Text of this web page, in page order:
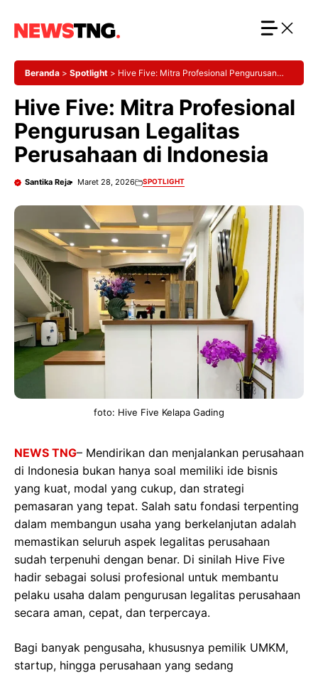
Beranda > Spotlight > Hive Five: Mitra Profesional Pengurusan
Hive Five: Mitra Profesional
Pengurusan Legalitas
Perusahaan di Indonesia
Santika Reja Maret 28, 2026 SPOTLIGHT
foto: Hive Five Kelapa Gading
NEWS TNG– Mendirikan dan menjalankan perusahaan
di Indonesia bukan hanya soal memiliki ide bisnis
yang kuat, modal yang cukup, dan strategi
pemasaran yang tepat. Salah satu fondasi terpenting
dalam membangun usaha yang berkelanjutan adalah
memastikan seluruh aspek legalitas perusahaan
sudah terpenuhi dengan benar. Di sinilah Hive Five
hadir sebagai solusi profesional untuk membantu
pelaku usaha dalam pengurusan legalitas perusahaan
secara aman, cepat, dan terpercaya.
Bagi banyak pengusaha, khususnya pemilik UMKM,
startup, hingga perusahaan yang sedang